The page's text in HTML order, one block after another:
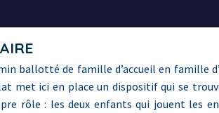
ballotté de famille d’accueil en famille
met ici en place un dispositif qui se
rôle : les deux enfants qui jouent les